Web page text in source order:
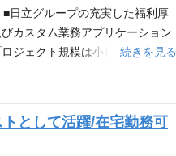
薬企業を中心としたヘルスケア
会社です。
日立グループの充実した福利厚
カスタム業務アプリケーション
ジェクト規模は小規模（2人
トの提案から実行管理、また、
を通して習得いただけます。
件定義、基本設計の実施経験の
】製薬企業を中心としたヘルス
続きを見る
として活躍/在宅勤務可